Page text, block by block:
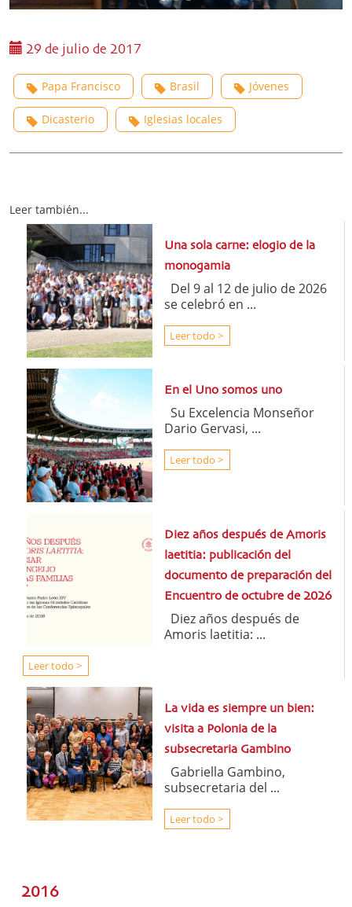
29 de julio de 2017
Papa Francisco Brasil Jóvenes
Dicasterio Iglesias locales
Leer también...
Una sola carne: elogio de la
monogamia
Del 9 al 12 de julio de 2026
se celebró en ...
Leer todo >
En el Uno somos uno
Su Excelencia Monseñor
Dario Gervasi, ...
Leer todo >
Diez años después de Amoris
laetitia: publicación del
documento de preparación del
Encuentro de octubre de 2026
Diez años después de
Amoris laetitia: ...
Leer todo >
La vida es siempre un bien:
visita a Polonia de la
subsecretaria Gambino
Gabriella Gambino,
subsecretaria del ...
Leer todo >
2016